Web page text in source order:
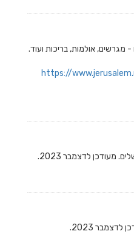
מגרשים, אולמות, בריכות ועוד.
https://
מעודכן לדצמבר 2023.
2023.